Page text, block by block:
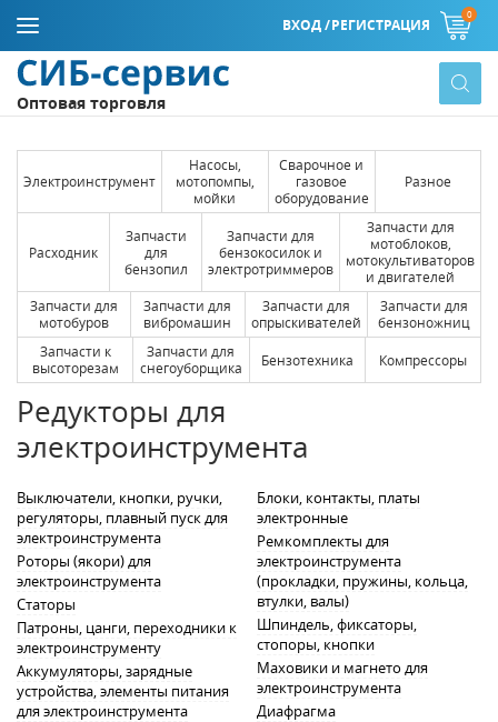
ВХОД /РЕГИСТРАЦИЯ
0
Оптовая торговля
Электроинструмент
Насосы,
мотопомпы,
мойки
Сварочное и
газовое
оборудование
Разное
Расходник
Запчасти
для
бензопил
Запчасти для
бензокосилок и
электротриммеров
Запчасти для
мотоблоков,
мотокультиваторов
и двигателей
Запчасти для
мотобуров
Запчасти для
вибромашин
Запчасти для
опрыскивателей
Запчасти для
бензоножниц
Запчасти к
высоторезам
Запчасти для
снегоуборщика
Бензотехника Компрессоры
Редукторы для
электроинструмента
Выключатели, кнопки, ручки,
регуляторы, плавный пуск для
электроинструмента
Роторы (якори) для
электроинструмента
Статоры
Патроны, цанги, переходники к
электроинструменту
Аккумуляторы, зарядные
устройства, элементы питания
для электроинструмента
Блоки, контакты, платы
электронные
Ремкомплекты для
электроинструмента
(прокладки, пружины, кольца,
втулки, валы)
Шпиндель, фиксаторы,
стопоры, кнопки
Маховики и магнето для
электроинструмента
Диафрагма